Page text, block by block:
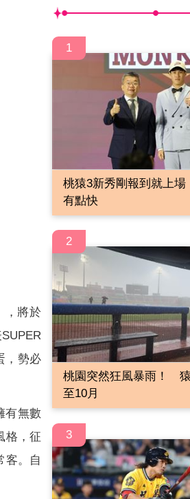
，將於
，勢必
有無數
格，征
客。自
1
桃猿3新秀剛報到就上
有點快
2
桃園突然狂風暴雨！
至10月
3